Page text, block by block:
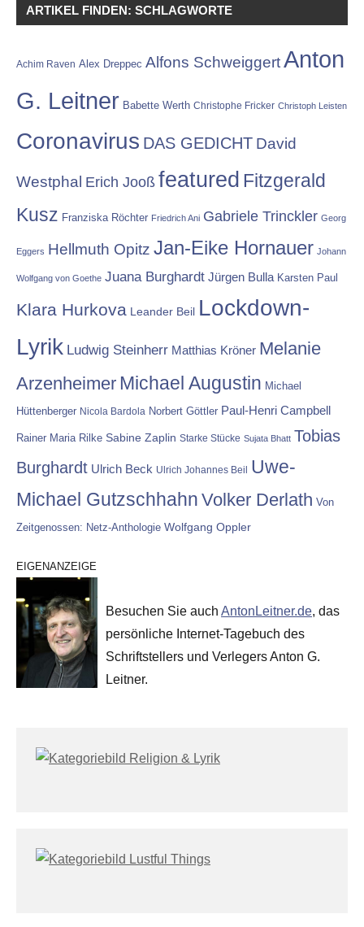
ARTIKEL FINDEN: SCHLAGWORTE
Achim Raven Alex Dreppec Alfons SchweiggertAnton
G. Leitner Babette Werth Christophe Fricker Christoph Leisten
Coronavirus DAS GEDICHT David
Westphal Erich Jooß featured Fitzgerald
Kusz Franziska Röchter Friedrich Ani Gabriele Trinckler Georg
Eggers Hellmuth Opitz Jan-Eike Hornauer Johann
Wolfgang von Goethe Juana Burghardt Jürgen Bulla Karsten Paul
Klara Hurkova Leander Beil Lockdown-
Lyrik Ludwig Steinherr Matthias Kröner Melanie
Arzenheimer Michael Augustin Michael
Hüttenberger Nicola Bardola Norbert Göttler Paul-Henri Campbell
Rainer Maria Rilke Sabine Zaplin Starke Stücke Sujata Bhatt Tobias
Burghardt Ulrich Beck Ulrich Johannes Beil Uwe-
Michael Gutzschhahn Volker Derlath Von
Zeitgenossen: Netz-Anthologie Wolfgang Oppler
EIGENANZEIGE
Besuchen Sie auch AntonLeitner.de, das
persönliche Internet-Tagebuch des
Schriftstellers und Verlegers Anton G.
Leitner.